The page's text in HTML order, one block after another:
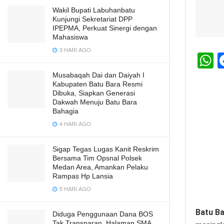
Wakil Bupati Labuhanbatu
Kunjungi Sekretariat DPP
IPEPMA, Perkuat Sinergi dengan
Mahasiswa
3 HARI AGO
Musabaqah Dai dan Daiyah I
Kabupaten Batu Bara Resmi
Dibuka, Siapkan Generasi
Dakwah Menuju Batu Bara
Bahagia
4 HARI AGO
Sigap Tegas Lugas Kanit Reskrim
Bersama Tim Opsnal Polsek
Medan Area, Amankan Pelaku
Rampas Hp Lansia
5 HARI AGO
Diduga Penggunaan Dana BOS
h
Batu